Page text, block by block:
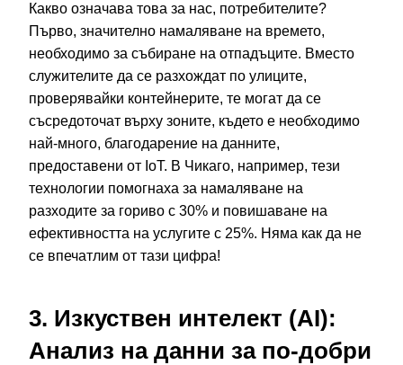
Какво означава това за нас, потребителите?
Първо, значително намаляване на времето,
необходимо за събиране на отпадъците. Вместо
служителите да се разхождат по улиците,
проверявайки контейнерите, те могат да се
съсредоточат върху зоните, където е необходимо
най-много, благодарение на данните,
предоставени от IoT. В Чикаго, например, тези
технологии помогнаха за намаляване на
разходите за гориво с 30% и повишаване на
ефективността на услугите с 25%. Няма как да не
се впечатлим от тази цифра!
3. Изкуствен интелект (AI):
Анализ на данни за по-добри